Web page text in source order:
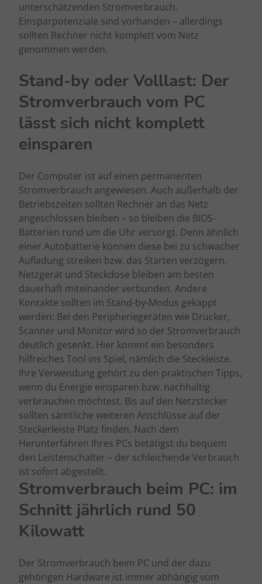
unterschätzenden Stromverbrauch.
Einsparpotenziale sind vorhanden – allerdings
sollten Rechner nicht komplett vom Netz
genommen werden.
Stand-by oder Volllast: Der
Stromverbrauch vom PC
lässt sich nicht komplett
einsparen
Der Computer ist auf einen permanenten
Stromverbrauch angewiesen. Auch außerhalb der
Betriebszeiten sollten Rechner an das Netz
angeschlossen bleiben – so bleiben die BIOS-
Batterien rund um die Uhr versorgt. Denn ähnlich
einer Autobatterie können diese bei zu schwacher
Aufladung streiken bzw. das Starten verzögern.
Netzgerät und Steckdose bleiben am besten
dauerhaft miteinander verbunden. Andere
Kontakte sollten im Stand-by-Modus gekappt
werden: Bei den Peripheriegeräten wie Drucker,
Scanner und Monitor wird so der Stromverbrauch
deutlich gesenkt. Hier kommt ein besonders
hilfreiches Tool ins Spiel, nämlich die Steckleiste.
Ihre Verwendung gehört zu den praktischen Tipps,
wenn du Energie einsparen bzw. nachhaltig
verbrauchen möchtest. Bis auf den Netzstecker
sollten sämtliche weiteren Anschlüsse auf der
Steckerleiste Platz finden. Nach dem
Herunterfahren Ihres PCs betätigst du bequem
den Leistenschalter – der schleichende Verbrauch
ist sofort abgestellt.
Stromverbrauch beim PC: im
Schnitt jährlich rund 50
Kilowatt
Der Stromverbrauch beim PC und der dazu
gehörigen Hardware ist immer abhängig vom